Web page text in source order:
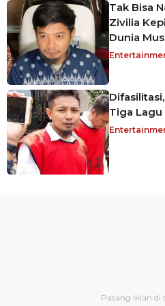
Tak Bisa
Zivilia
Dunia
Tiga Lagu